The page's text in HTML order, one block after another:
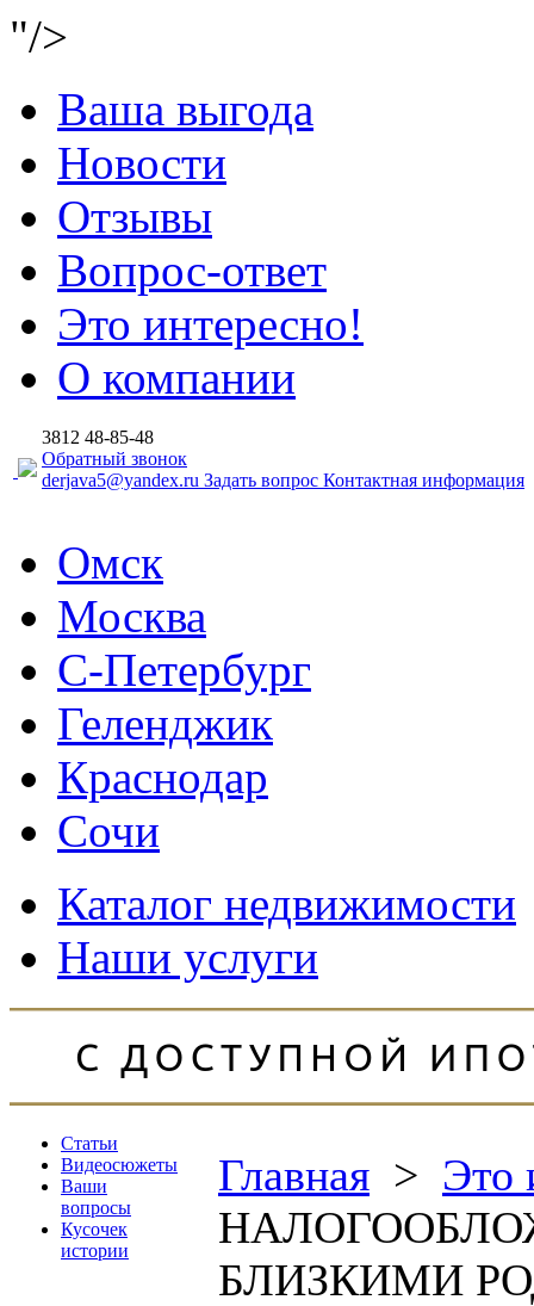
"/>
Ваша выгода
Новости
Отзывы
Вопрос-ответ
Это интересно!
О компании
3812 48-85-48
Обратный звонок
derjava5@yandex.ru Задать вопрос Контактная информация
Омск
Москва
С-Петербург
Геленджик
Краснодар
Сочи
Каталог недвижимости
Наши услуги
Статьи
Видеосюжеты
Ваши
вопросы
Кусочек
истории
Главная > Это
БЛИЗКИМИ